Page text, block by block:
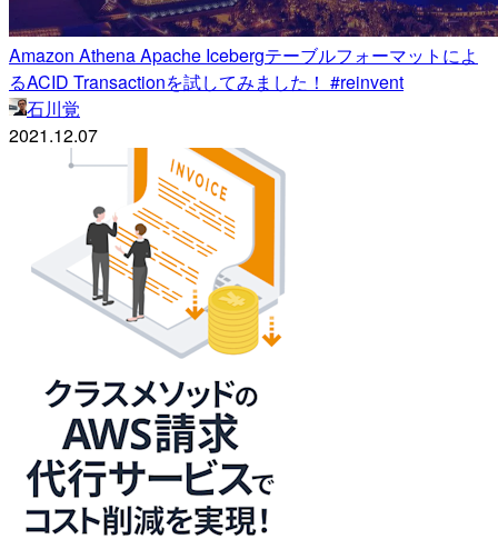
Amazon Athena Apache Icebergテーブルフォーマットによ
るACID Transactionを試してみました！ #reinvent
石川覚
2021.12.07